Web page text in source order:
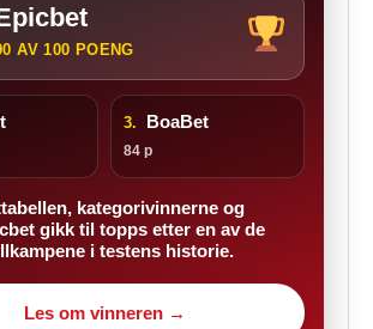
AV 100 POENG
3. BoaBet
84 p
kategorivinnerne og
gikk til topps etter en av de
i testens historie.
Les om vinneren →